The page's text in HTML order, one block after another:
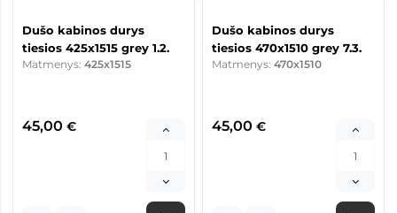
Dušo kabinos durys
tiesios 425x1515 grey 1.2.
Matmenys: 425x1515
45,00 €
Dušo kabinos durys
tiesios 470x1510 grey 7.3.
Matmenys: 470x1510
45,00 €